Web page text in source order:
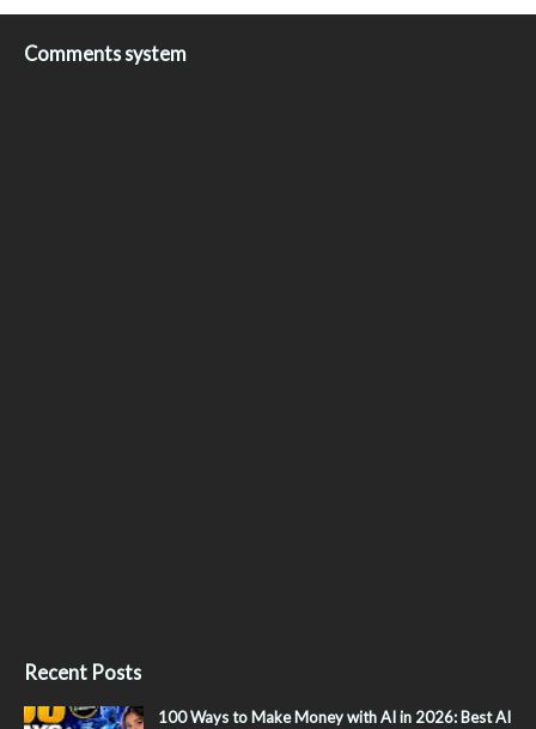
Comments system
Recent Posts
100 Ways to Make Money with AI in 2026: Best AI